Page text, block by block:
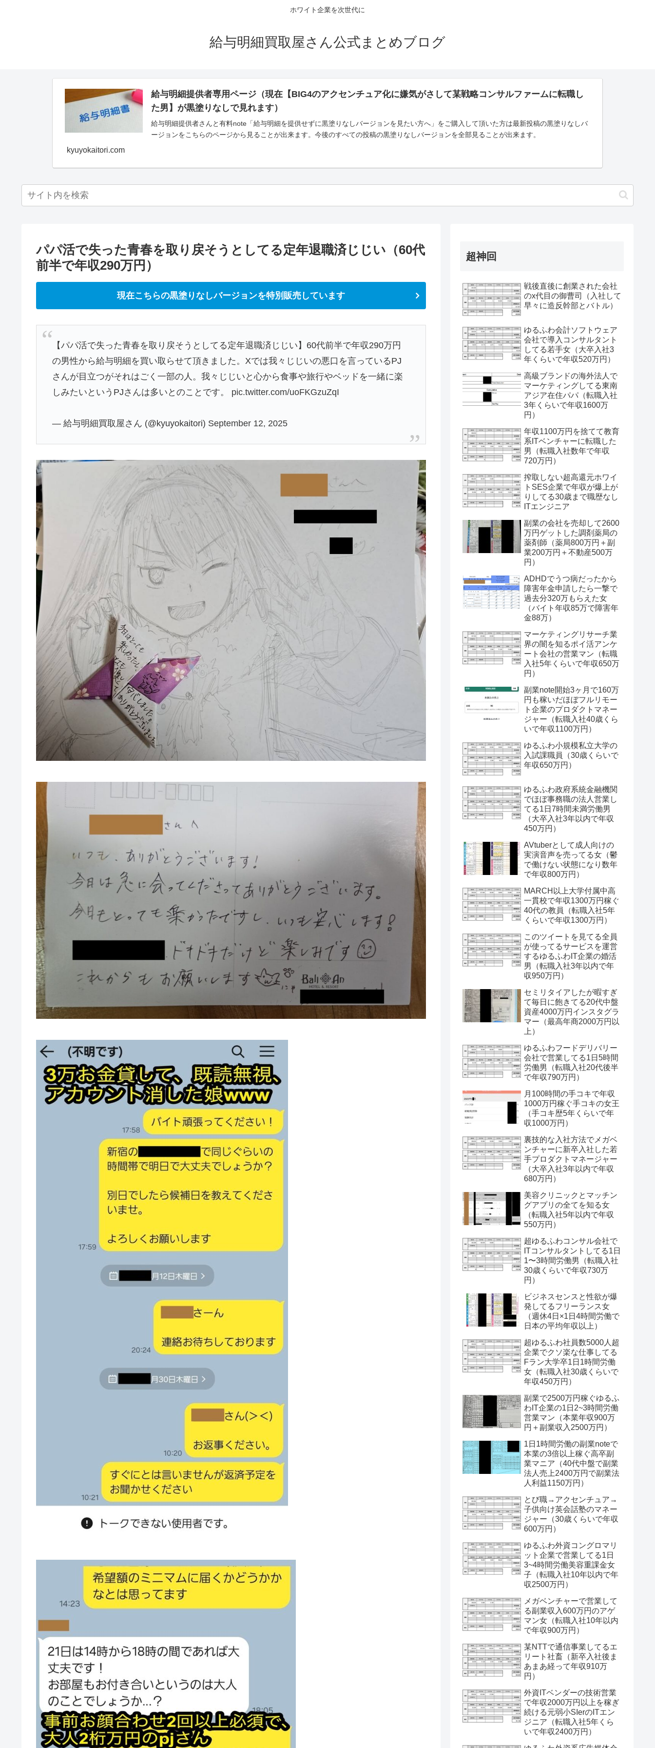
ホワイト企業を次世代に
給与明細買取屋さん公式まとめブログ
給与明細提供者専用ページ（現在【BIG4のアクセンチュア化に嫌気がさして某戦略コンサルファームに転職し
た男】が黒塗りなしで見れます）
給与明細提供者さんと有料note「給与明細を提供せずに黒塗りなしバージョンを見たい方へ」をご購入して頂いた方は最新投稿の黒塗りなしバ
ージョンをこちらのページから見ることが出来ます。今後のすべての投稿の黒塗りなしバージョンを全部見ることが出来ます。
kyuyokaitori.com
パパ活で失った青春を取り戻そうとしてる定年退職済じじい（60代
前半で年収290万円）
現在こちらの黒塗りなしバージョンを特別販売しています
【パパ活で失った青春を取り戻そうとしてる定年退職済じじい】60代前半で年収290万円
の男性から給与明細を買い取らせて頂きました。Xでは我々じじいの悪口を言っているPJ
さんが目立つがそれはごく一部の人。我々じじいと心から食事や旅行やベッドを一緒に楽
しみたいというPJさんは多いとのことです。 pic.twitter.com/uoFKGzuZqI
— 給与明細買取屋さん (@kyuyokaitori) September 12, 2025
超神回
戦後直後に創業された会社
のx代目の御曹司（入社して
早々に造反幹部とバトル）
ゆるふわ会計ソフトウェア
会社で導入コンサルタント
してる若手女（大卒入社3
年くらいで年収520万円）
高級ブランドの海外法人で
マーケティングしてる東南
アジア在住パパ（転職入社
3年くらいで年収1600万
円）
年収1100万円を捨てて教育
系ITベンチャーに転職した
男（転職入社数年で年収
720万円）
搾取しない超高還元ホワイ
トSES企業で年収が爆上が
りしてる30歳まで職歴なし
ITエンジニア
副業の会社を売却して2600
万円ゲットした調剤薬局の
薬剤師（薬局800万円＋副
業200万円＋不動産500万
円）
ADHDでうつ病だったから
障害年金申請したら一撃で
過去分320万もらえた女
（バイト年収85万で障害年
金88万）
マーケティングリサーチ業
界の闇を知るポイ活アンケ
ート会社の営業マン（転職
入社5年くらいで年収650万
円）
副業note開始3ヶ月で160万
円も稼いだほぼフルリモー
ト企業のプロダクトマネー
ジャー（転職入社40歳くら
いで年収1100万円）
ゆるふわ小規模私立大学の
入試課職員（30歳くらいで
年収650万円）
ゆるふわ政府系統金融機関
でほぼ事務職の法人営業し
てる1日7時間未満労働男
（大卒入社3年以内で年収
450万円）
AVtuberとして成人向けの
実演音声を売ってる女（鬱
で働けない状態になり数年
で年収800万円）
MARCH以上大学付属中高
一貫校で年収1300万円稼ぐ
40代の教員（転職入社5年
くらいで年収1300万円）
このツイートを見てる全員
が使ってるサービスを運営
するゆるふわIT企業の婚活
男（転職入社3年以内で年
収950万円）
セミリタイアしたが暇すぎ
て毎日に飽きてる20代中盤
資産4000万円インスタグラ
マー（最高年商2000万円以
上）
ゆるふわフードデリバリー
会社で営業してる1日5時間
労働男（転職入社20代後半
で年収790万円）
月100時間の手コキで年収
1000万円稼ぐ手コキの女王
（手コキ歴5年くらいで年
収1000万円）
裏技的な入社方法でメガベ
ンチャーに新卒入社した若
手プロダクトマネージャー
（大卒入社3年以内で年収
680万円）
美容クリニックとマッチン
グアプリの全てを知る女
（転職入社5年以内で年収
550万円）
超ゆるふわコンサル会社で
ITコンサルタントしてる1日
1〜3時間労働男（転職入社
30歳くらいで年収730万
円）
ビジネスセンスと性欲が爆
発してるフリーランス女
（週休4日×1日4時間労働で
日本の平均年収以上）
超ゆるふわ社員数5000人超
企業でクソ楽な仕事してる
Fラン大学卒1日1時間労働
女（転職入社30歳くらいで
年収450万円）
副業で2500万円稼ぐゆるふ
わIT企業の1日2~3時間労働
営業マン（本業年収900万
円＋副業収入2500万円）
1日1時間労働の副業noteで
本業の3倍以上稼ぐ高卒副
業マニア（40代中盤で副業
法人売上2400万円で副業法
人利益1150万円）
とび職→アクセンチュア→
子供向け英会話塾のマネー
ジャー（30歳くらいで年収
600万円）
ゆるふわ外資コングロマリ
ット企業で営業してる1日
3~4時間労働美容重課金女
子（転職入社10年以内で年
収2500万円）
メガベンチャーで営業して
る副業収入600万円のアゲ
マン女（転職入社10年以内
で年収900万円）
某NTTで通信事業してるエ
リート社畜（新卒入社後ま
あまあ経って年収910万
円）
外資ITベンダーの技術営業
で年収2000万円以上を稼ぎ
続ける元弱小SIerのITエン
ジニア（転職入社5年くら
いで年収2400万円）